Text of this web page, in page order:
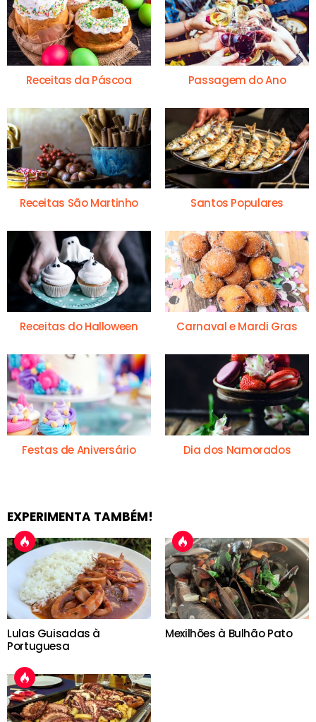
Receitas da Páscoa Passagem do Ano
Receitas São Martinho Santos Populares
Receitas do Halloween Carnaval e Mardi Gras
Festas de Aniversário Dia dos Namorados
EXPERIMENTA TAMBÉM!
Lulas Guisadas à
Portuguesa
Mexilhões à Bulhão Pato